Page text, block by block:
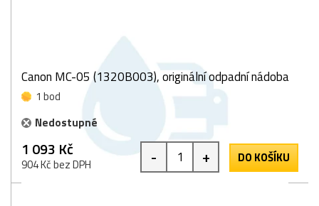
Canon MC-05 (1320B003), originální odpadní nádoba
1 bod
Nedostupné
1 093 Kč
904 Kč bez DPH - + DO KOŠÍKU